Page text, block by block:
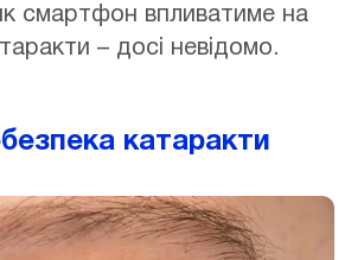
смартфон впливатиме на
– досі невідомо.
катаракти